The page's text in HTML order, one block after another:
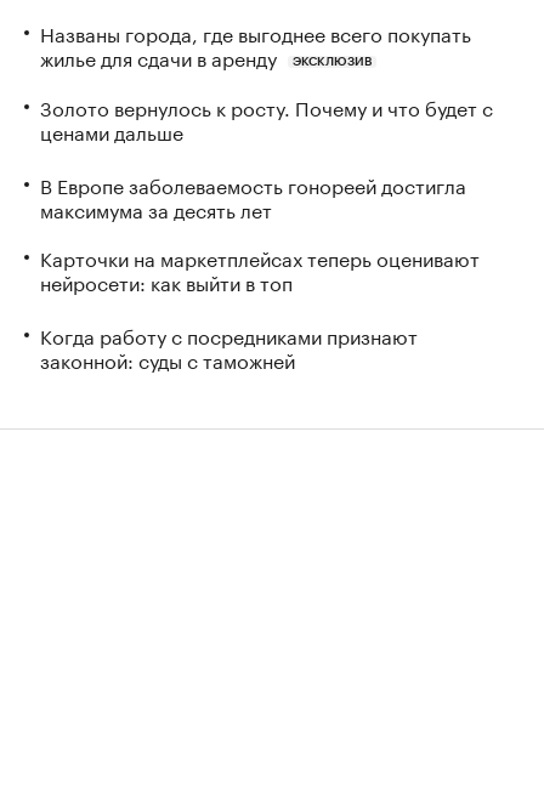
Названы города, где выгоднее всего покупать
жилье для сдачи в аренду
ЭКСКЛЮЗИВ
Золото вернулось к росту. Почему и что будет с
ценами дальше
В Европе заболеваемость гонореей достигла
максимума за десять лет
Карточки на маркетплейсах теперь оценивают
нейросети: как выйти в топ
Когда работу с посредниками признают
законной: суды с таможней